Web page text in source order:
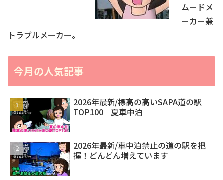
ムードメ
ーカー兼
トラブルメーカー。
今月の人気記事
2026年最新/標高の高いSAPA道の駅
TOP100 夏車中泊
2026年最新/車中泊禁止の道の駅を把
握！どんどん増えています